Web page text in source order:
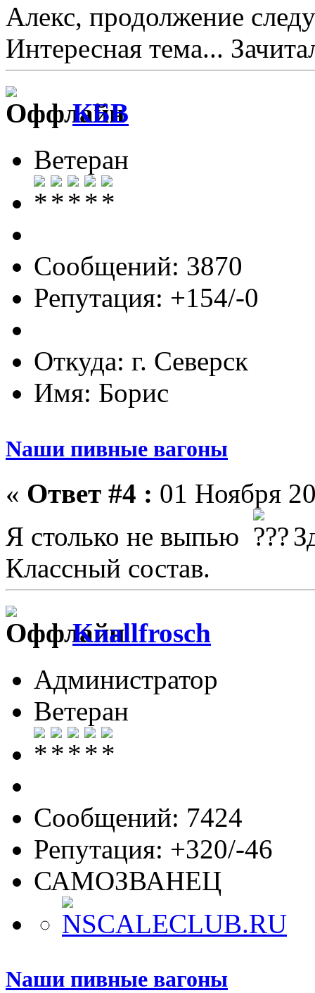
Алекс, продолжение
Интересная тема...
КБВ
Ветеран
Сообщений: 3870
Репутация: +154/-0
Откуда: г. Северск
Имя: Борис
Nаши пивные вагоны
« Ответ #4 : 01 Ноября
Я столько не выпью
Классный состав.
Knallfrosch
Администратор
Ветеран
Сообщений: 7424
Репутация: +320/-46
САМОЗВАНЕЦ
Nаши пивные вагоны